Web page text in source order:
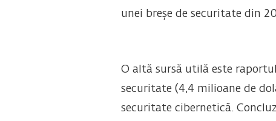
unei breșe de securitate din
O altă sursă utilă este
securitate (4,4 milioane de
securitate cibernetică.